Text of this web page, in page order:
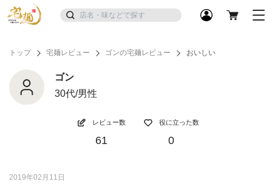
トップ 宅麺レビュー ゴンの宅麺レビュー おいしい
ゴン
30代/男性
レビュー数
61
役に立った数
0
2019年02月11日